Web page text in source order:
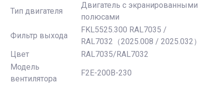
Тип двигателя
Двигатель с экранированными
полюсами
Фильтр выхода
FKL5525.300 RAL7035 /
RAL7032（2025.008 / 2025.032）
Цвет
RAL7035/RAL7032
Модель
вентилятора
F2E-200B-230